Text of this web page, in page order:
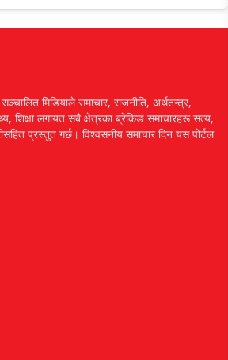
सञ्चालित मिडियाले समाचार, राजनीति, अर्थतन्त्र,
शिक्षा लगायत सबै क्षेत्रका ब्रेकिङ समाचारहरू सत्य,
प्रस्तुत गर्छ। विश्वसनीय समाचार दिन यस पोर्टल